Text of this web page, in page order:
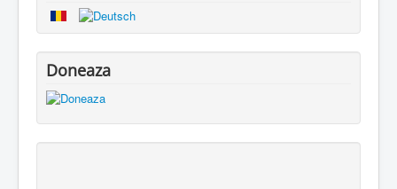
Doneaza